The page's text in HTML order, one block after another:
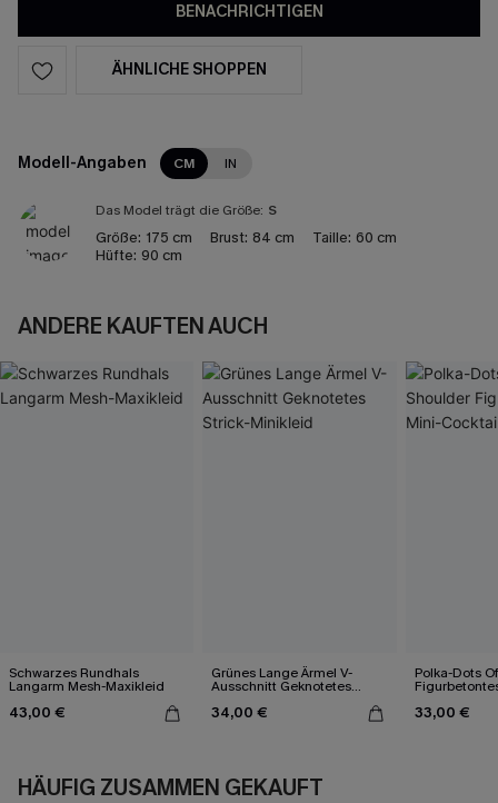
BENACHRICHTIGEN
ÄHNLICHE SHOPPEN
Modell-Angaben CM IN
Das Model trägt die Größe: S
Größe: 175 cm Brust: 84 cm Taille: 60 cm
Hüfte: 90 cm
ANDERE KAUFTEN AUCH
Schwarzes Rundhals
Langarm Mesh-Maxikleid
43,00 €
Grünes Lange Ärmel V-
Ausschnitt Geknotetes
34,00 €
Polka-Dots
Cocktailkleid
33,00 €
HÄUFIG ZUSAMMEN GEKAUFT